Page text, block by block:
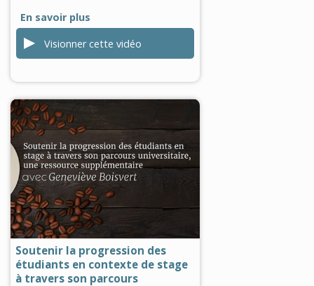
En savoir plus
Visionner cette vidéo
0
seconds
of
0
seconds
Soutenir la progression des
étudiants en contexte de stage
à travers son parcours